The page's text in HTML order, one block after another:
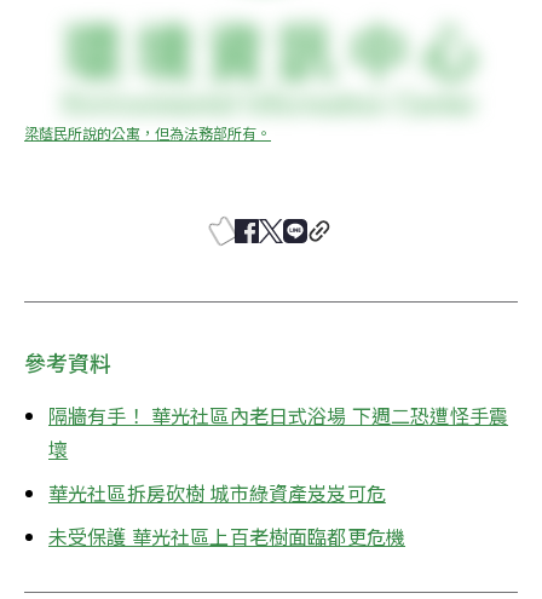
梁蔭民所說的公寓，但為法務部所有。
參考資料
隔牆有手！ 華光社區內老日式浴場 下週二恐遭怪手震
壞
華光社區拆房砍樹 城市綠資產岌岌可危
未受保護 華光社區上百老樹面臨都更危機